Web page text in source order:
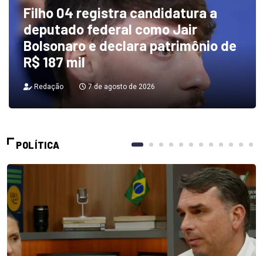
Filho 04 registra candidatura a
deputado federal como Jair
Bolsonaro e declara patrimônio de
R$ 187 mil
Redação 7 de agosto de 2026
POLÍTICA